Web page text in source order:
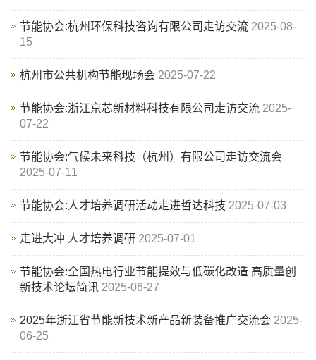
节能协会:杭州环保科技咨询有限公司走访交流 2025-08-
15
杭州市公共机构节能现场会 2025-07-22
节能协会:浙江京芯新材料科技有限公司走访交流 2025-
07-22
节能协会:气候未来科技（杭州）有限公司走访交流会
2025-07-11
节能协会:人才培养调研活动走进哲达科技 2025-07-03
走进大冲 人才培养调研 2025-07-01
节能协会:全国热电行业节能提效与低碳化改造 高质量创
新技术论坛简讯 2025-06-27
2025年浙江省节能新技术新产品新装备推广交流会 2025-
06-25